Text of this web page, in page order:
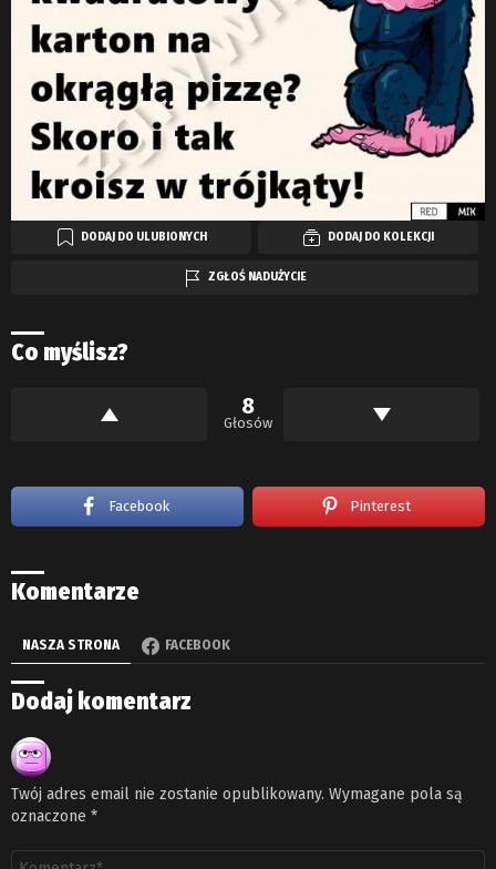
DODAJ DO ULUBIONYCH DODAJ DO KOLEKCJI
ZGŁOŚ NADUŻYCIE
Co myślisz?
8
Głosów
Facebook Pinterest
Komentarze
NASZA STRONA FACEBOOK
Dodaj komentarz
Twój adres email nie zostanie opublikowany. Wymagane pola są
oznaczone *
Komentarz